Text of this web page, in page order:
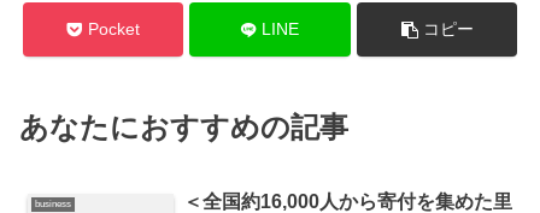
Pocket LINE コピー
あなたにおすすめの記事
business
＜全国約16,000人から寄付を集めた里